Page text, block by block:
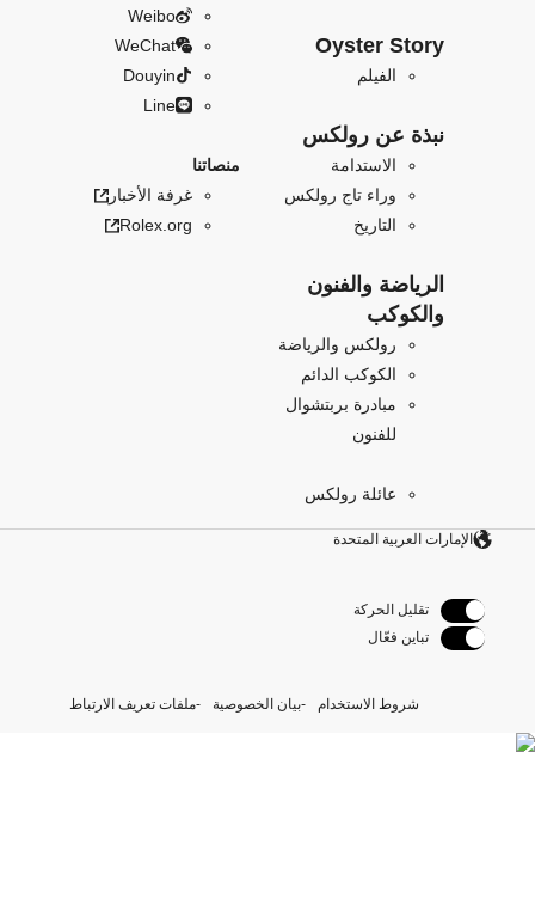
Oyster Story
الفيلم
نبذة عن رولكس
الاستدامة
وراء تاج رولكس
التاريخ
الرياضة والفنون
والكوكب
رولكس والرياضة
الكوكب الدائم
مبادرة بربتشوال
للفنون
عائلة رولكس
Weibo
WeChat
Douyin
Line
منصاتنا
غرفة الأخبار
Rolex.org
الإمارات العربية المتحدة
تقليل الحركة
تباين فعّال
شروط الاستخدام بيان الخصوصية ملفات تعريف الارتباط